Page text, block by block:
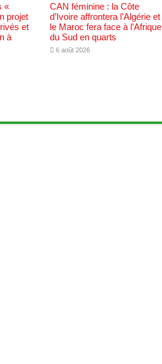
«
projet
et
à
CAN féminine : la Côte
d’Ivoire affrontera l’Algérie et
le Maroc fera face à l’Afrique
du Sud en quarts
6 août 2026